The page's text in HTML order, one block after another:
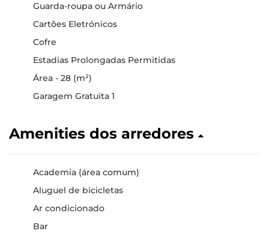
Guarda-roupa ou Armário
Cartões Eletrónicos
Cofre
Estadias Prolongadas Permitidas
Área - 28 (m²)
Garagem Gratuita 1
Amenities dos arredores
Academia (área comum)
Aluguel de bicicletas
Ar condicionado
Bar